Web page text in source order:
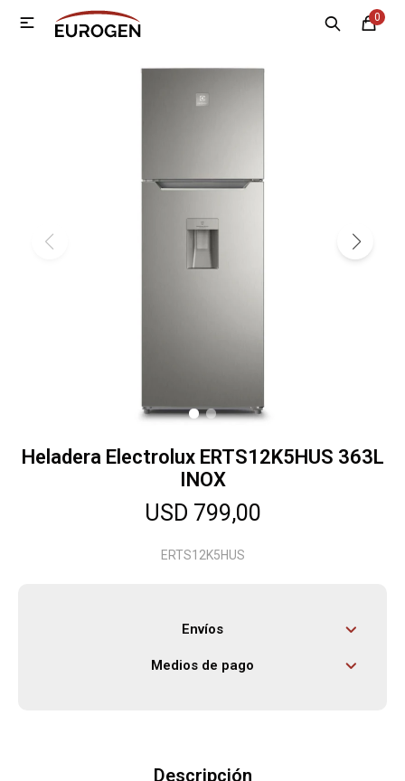
0

Heladera Electrolux ERTS12K5HUS 363L
INOX
USD 799,00
ERTS12K5HUS
Envíos
Medios de pago
Descripción
MI CUENTA
Herramientas